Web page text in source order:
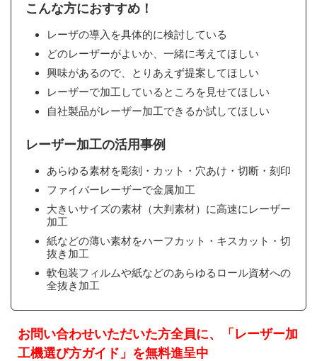
こんな方におすすめ！
レーザの導入を具体的に検討している
どのレーザーがよいか、一緒に考えてほしい
興味があるので、とりあえず提案してほしい
レーザーで加工しているところを見せてほしい
自社製品がレーザー加工できるか試してほしい
レーザー加工の活用事例
あらゆる素材を彫刻・カット・穴あけ・切断・刻印
ファイバーレーザーで金属加工
大きいサイズの素材（大判素材）に高速にレーザー
加工
紙などの薄い素材をハーフカット・キスカット・切
抜き加工
軟包装フィルムや紙などのあらゆるロール資材への
全抜き加工
お問い合わせいただいた方全員に、「レーザー加
工機選び方ガイド」を無料進呈中